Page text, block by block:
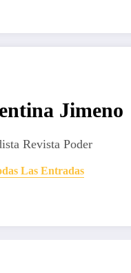
Jimeno
Revista Poder
Las Entradas